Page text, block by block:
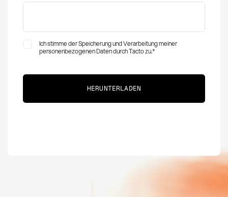
Ich stimme der Speicherung und Verarbeitung meiner
personenbezogenen Daten durch Tacto zu.*